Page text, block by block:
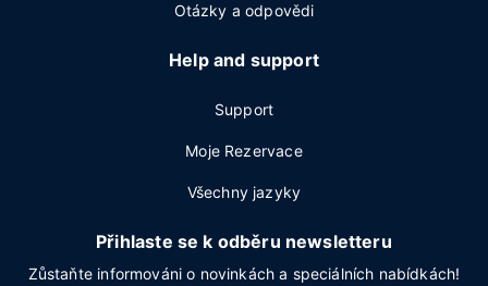
Otázky a odpovědi
Help and support
Support
Moje Rezervace
Všechny jazyky
Přihlaste se k odběru newsletteru
Zůstaňte informováni o novinkách a speciálních nabídkách!